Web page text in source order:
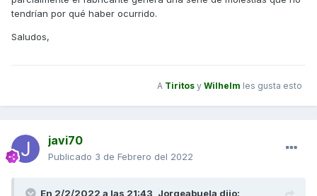
acaba la garantía y no te cambian el embrague con menos
de 20.000km porque dicen que es una pieza de desgaste ,
cuando todos estamos viendo como fallan esos embragues
tendrían por qué haber ocurrido.
Saludos,
A Tiritos y Wilhelm les gusta esto
javi70
Publicado 3 de Febrero del 2022
En 2/2/2022 a las 21:43, Jorgeabuela dijo: